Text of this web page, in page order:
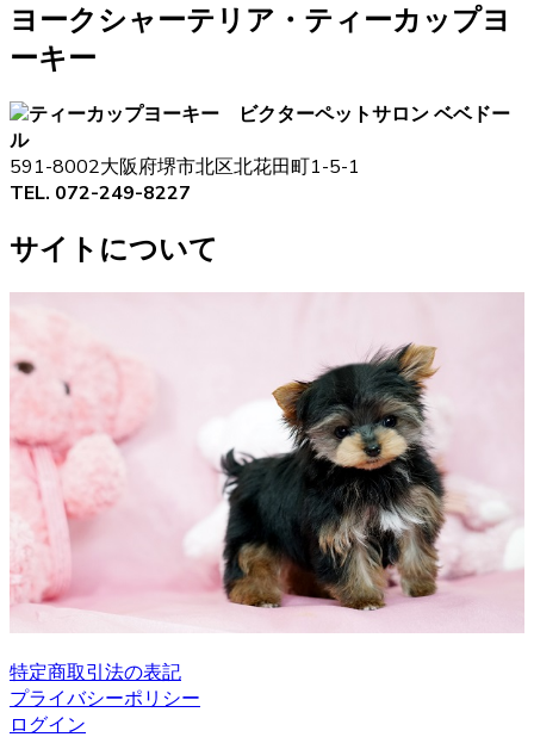
ヨークシャーテリア・ティーカップヨ
ーキー
ペットサロン ベベドー
ル
591-8002大阪府堺市北区北花田町1-5-1
TEL. 072-249-8227
サイトについて
特定商取引法の表記
プライバシーポリシー
ログイン